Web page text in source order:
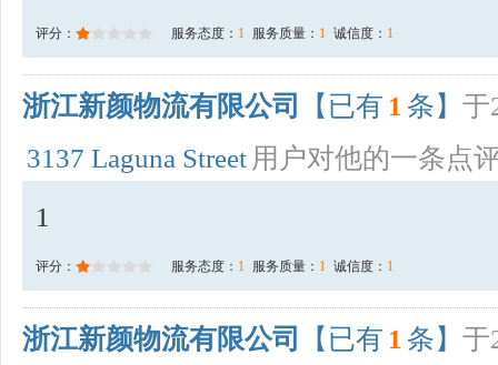
评分： 服务态度： 1 服务质量： 1 诚信度： 1
浙江新颜物流有限公司 【已有 1 条】 于
3137 Laguna Street 用户对他的一条点
1
评分： 服务态度： 1 服务质量： 1 诚信度： 1
浙江新颜物流有限公司 【已有 1 条】 于